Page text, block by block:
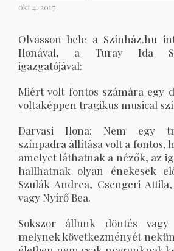
okt 4, 2017
Olvasson bele a Színház.hu
Ilonával, a Turay Ida
igazgatójával:
Miért volt fontos számára egy
voltaképpen tragikus musical
Darvasi Ilona: Nem egy
színpadra állítása volt a fontos,
amelyet láthatnak a nézők, az
hallhatnak olyan énekesek
Szulák Andrea, Csengeri
vagy Nyírő Bea.
Sokszor állunk döntés vagy
melynek következményét